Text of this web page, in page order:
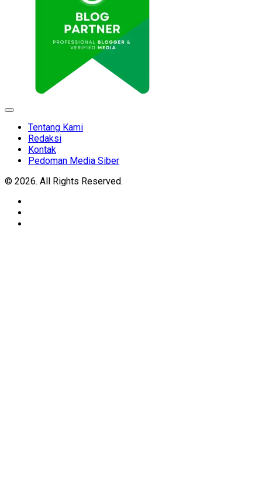
Expand
Tentang Kami
Redaksi
Kontak
Pedoman Media Siber
© 2026. All Rights Reserved.